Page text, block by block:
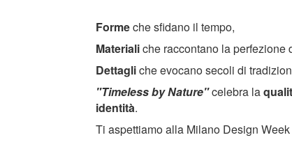
Formeche sfidano il tempo,
Materialiche raccontano la perfezione
Dettagliche evocano secoli di
"Timeless by Nature"celebra la
identità.
Ti aspettiamo alla Milano Design